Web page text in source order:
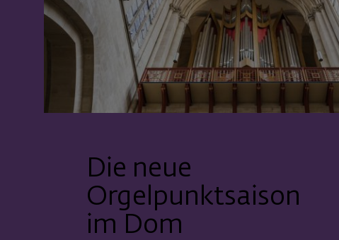
Die neue
Orgelpunktsaison
im Dom